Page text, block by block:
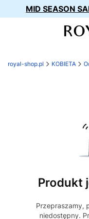
MID SEASON
royal-shop.pl KOBIETA
Produkt
Przepraszamy,
niedostępny.